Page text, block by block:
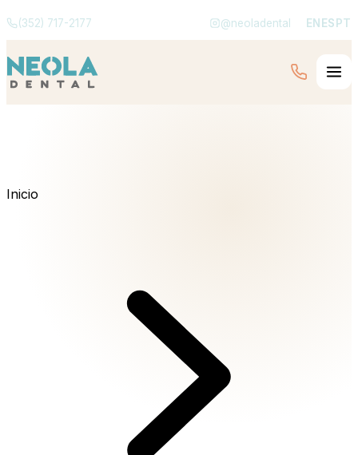
(352) 717-2177 @neoladental ENESPT
Inicio